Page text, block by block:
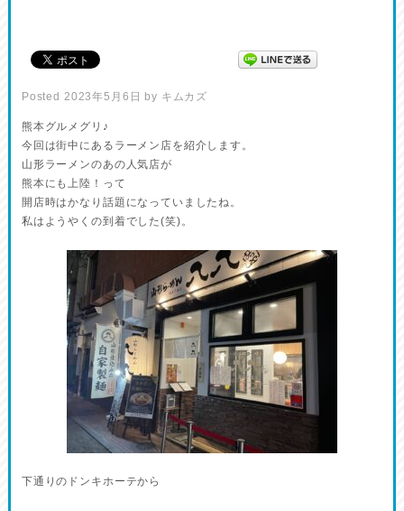
Posted 2023年5月6日 by キムカズ
熊本グルメグリ♪
今回は街中にあるラーメン店を紹介します。
山形ラーメンのあの人気店が
熊本にも上陸！って
開店時はかなり話題になっていましたね。
私はようやくの到着でした(笑)。
下通りのドンキホーテから